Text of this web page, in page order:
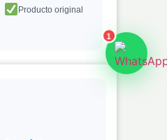
Producto original
1